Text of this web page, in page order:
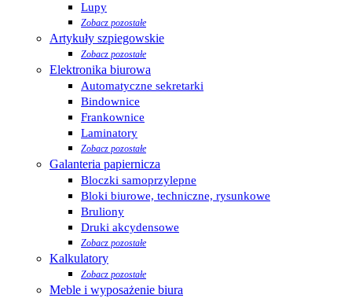
Lupy
Zobacz pozostałe
Artykuły szpiegowskie
Zobacz pozostałe
Elektronika biurowa
Automatyczne sekretarki
Bindownice
Frankownice
Laminatory
Zobacz pozostałe
Galanteria papiernicza
Bloczki samoprzylepne
Bloki biurowe, techniczne, rysunkowe
Bruliony
Druki akcydensowe
Zobacz pozostałe
Kalkulatory
Zobacz pozostałe
Meble i wyposażenie biura